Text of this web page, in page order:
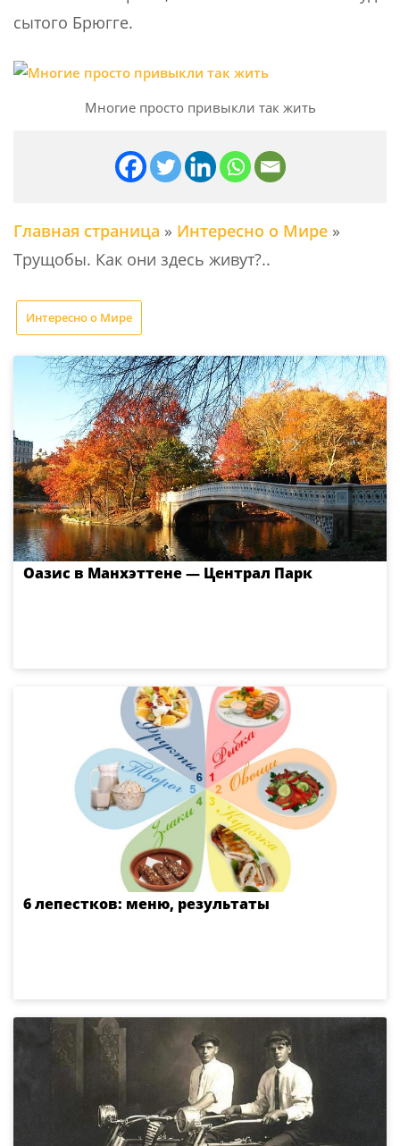
сытого Брюгге.
Многие просто привыкли так жить
Главная страница » Интересно о Мире »
Трущобы. Как они здесь живут?..
Интересно о Мире
Оазис в Манхэттене — Централ Парк
6 лепестков: меню, результаты